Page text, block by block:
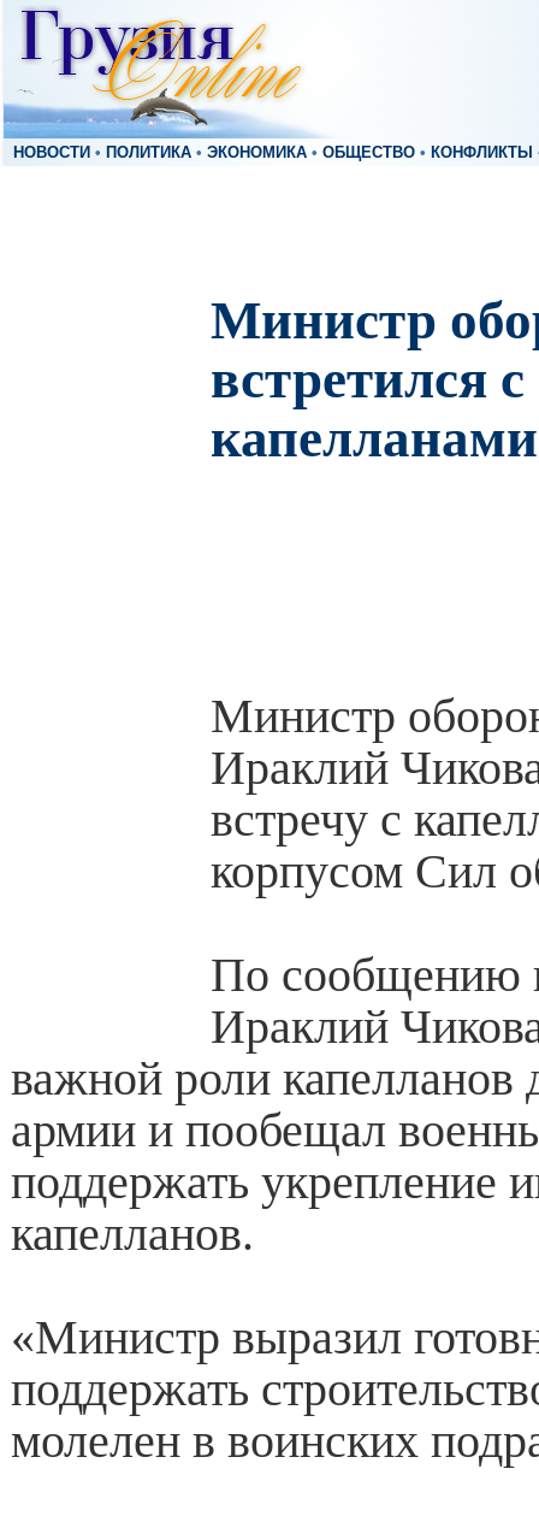
НОВОСТИ • ПОЛИТИКА • ЭКОНОМИКА • ОБЩЕСТВО • КОНФЛИКТЫ
Министр
встретился
капелланами
Министр
Ираклий
встречу с
корпусом Сил
По сообщению
Ираклий
важной роли капелланов
армии и пообещал
поддержать укрепление
капелланов.
«Министр выразил
поддержать
молелен в воинских